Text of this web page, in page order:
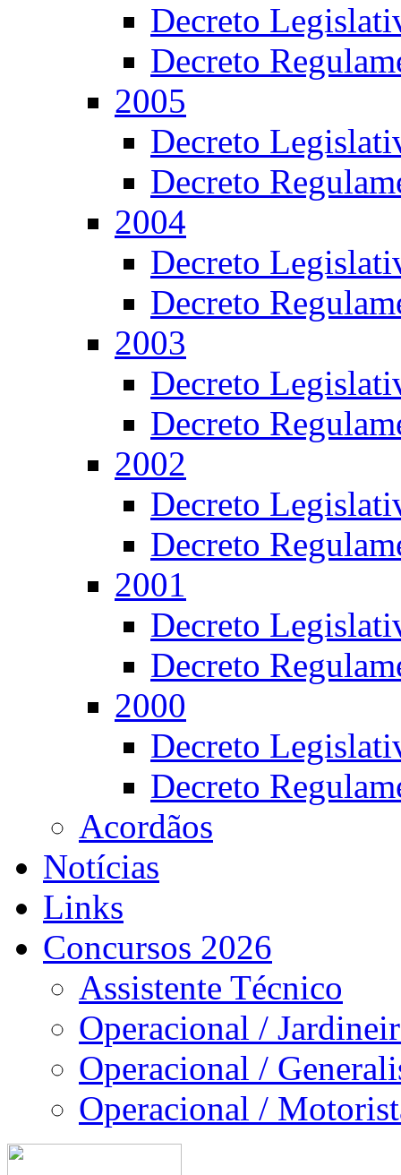
Decreto
Decreto
2005
Decreto
Decreto
2004
Decreto
Decreto
2003
Decreto
Decreto
2002
Decreto
Decreto
2001
Decreto
Decreto
2000
Decreto
Decreto
Acordãos
Notícias
Links
Concursos 2026
Assistente Técnico
Operacional /
Operacional /
Operacional /